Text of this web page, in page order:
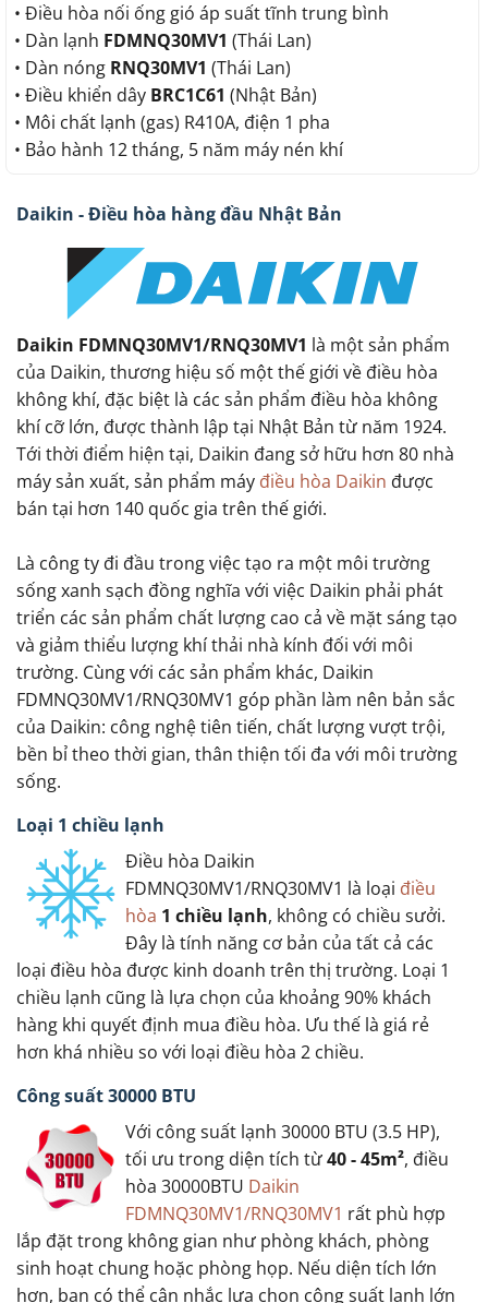
• Điều hòa nối ống gió áp suất tĩnh trung bình
• Dàn lạnh FDMNQ30MV1 (Thái Lan)
• Dàn nóng RNQ30MV1 (Thái Lan)
• Điều khiển dây BRC1C61 (Nhật Bản)
• Môi chất lạnh (gas) R410A, điện 1 pha
• Bảo hành 12 tháng, 5 năm máy nén khí
Daikin - Điều hòa hàng đầu Nhật Bản
Daikin FDMNQ30MV1/RNQ30MV1 là một sản phẩm
của Daikin, thương hiệu số một thế giới về điều hòa
không khí, đặc biệt là các sản phẩm điều hòa không
khí cỡ lớn, được thành lập tại Nhật Bản từ năm 1924.
Tới thời điểm hiện tại, Daikin đang sở hữu hơn 80 nhà
máy sản xuất, sản phẩm máy điều hòa Daikin được
bán tại hơn 140 quốc gia trên thế giới.
Là công ty đi đầu trong việc tạo ra một môi trường
sống xanh sạch đồng nghĩa với việc Daikin phải phát
triển các sản phẩm chất lượng cao cả về mặt sáng tạo
và giảm thiểu lượng khí thải nhà kính đối với môi
trường. Cùng với các sản phẩm khác, Daikin
FDMNQ30MV1/RNQ30MV1 góp phần làm nên bản sắc
của Daikin: công nghệ tiên tiến, chất lượng vượt trội,
bền bỉ theo thời gian, thân thiện tối đa với môi trường
sống.
Loại 1 chiều lạnh
Điều hòa Daikin
FDMNQ30MV1/RNQ30MV1 là loại điều
hòa 1 chiều lạnh, không có chiều sưởi.
Đây là tính năng cơ bản của tất cả các
loại điều hòa được kinh doanh trên thị trường. Loại 1
chiều lạnh cũng là lựa chọn của khoảng 90% khách
hàng khi quyết định mua điều hòa. Ưu thế là giá rẻ
hơn khá nhiều so với loại điều hòa 2 chiều.
Công suất 30000 BTU
Với công suất lạnh 30000 BTU (3.5 HP),
tối ưu trong diện tích từ40 - 45m², điều
hòa 30000BTU Daikin
FDMNQ30MV1/RNQ30MV1 rất phù hợp
lắp đặt trong không gian như phòng khách, phòng
sinh hoạt chung hoặc phòng họp. Nếu diện tích lớn
hơn, bạn có thể cân nhắc lựa chọn công suất lạnh lớn